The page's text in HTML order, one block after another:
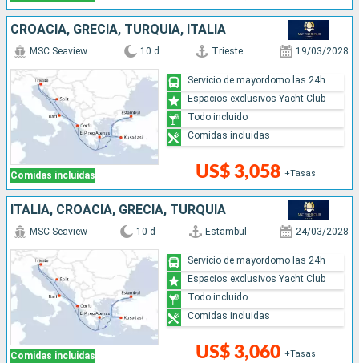
CROACIA, GRECIA, TURQUÍA, ITALIA
Comidas incluidas
MSC Seaview 10 d Trieste 19/03/2028
US$ 3,058 +Tasas
Servicio de mayordomo las 24h
Espacios exclusivos Yacht Club
Todo incluido
Comidas incluidas
ITALIA, CROACIA, GRECIA, TURQUÍA
Comidas incluidas
MSC Seaview 10 d Estambul 24/03/2028
US$ 3,060 +Tasas
Servicio de mayordomo las 24h
Espacios exclusivos Yacht Club
Todo incluido
Comidas incluidas